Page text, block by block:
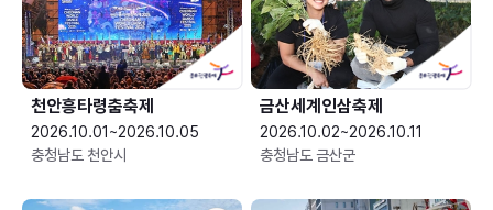
천안흥타령춤축제
2026.10.01~2026.10.05
충청남도 천안시
금산세계인삼축제
2026.10.02~2026.10.11
충청남도 금산군